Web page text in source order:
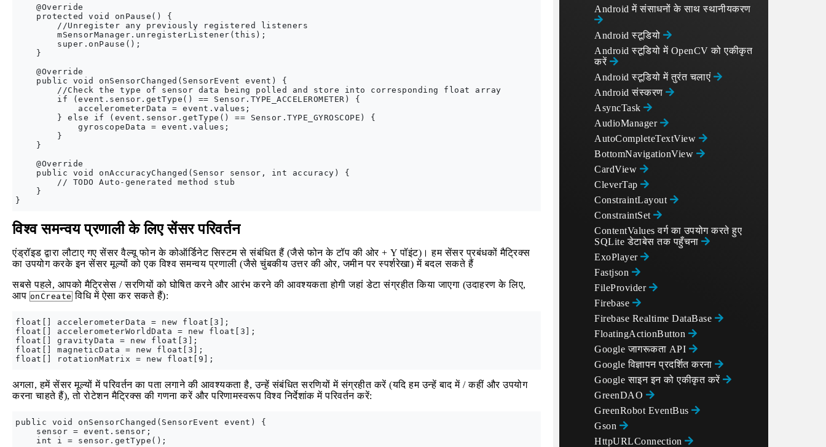
    @Override
    protected void onPause() {
        //Unregister any previously registered listeners
        mSensorManager.unregisterListener(this);
        super.onPause();
    }
    @Override
    public void onSensorChanged(SensorEvent event) {
        //Check the type of sensor data being polled and store into corresponding float array
        if (event.sensor.getType() == Sensor.TYPE_ACCELEROMETER) {
            accelerometerData = event.values;
        } else if (event.sensor.getType() == Sensor.TYPE_GYROSCOPE) {
            gyroscopeData = event.values;
        }
    }
    @Override
    public void onAccuracyChanged(Sensor sensor, int accuracy) {
        // TODO Auto-generated method stub
    }
विश्व समन्वय प्रणाली के लिए सेंसर परिवर्तन
एंड्रॉइड द्वारा लौटाए गए सेंसर वैल्यू फोन के कोऑर्डिनेट सिस्टम से संबंधित हैं (जैसे फोन के टॉप की ओर + Y पॉइंट)। हम सेंसर प्रबंधकों मैट्रिक्स
का उपयोग करके इन सेंसर मूल्यों को एक विश्व समन्वय प्रणाली (जैसे चुंबकीय उत्तर की ओर, जमीन पर स्पर्शरेखा) में बदल सकते हैं
सबसे पहले, आपको मैट्रिसेस / सरणियों को घोषित करने और आरंभ करने की आवश्यकता होगी जहां डेटा संग्रहीत किया जाएगा (उदाहरण के लिए,
आप onCreate विधि में ऐसा कर सकते हैं):
float[] accelerometerData = new float[3];
float[] accelerometerWorldData = new float[3];
float[] gravityData = new float[3];
float[] magneticData = new float[3];
अगला, हमें सेंसर मूल्यों में परिवर्तन का पता लगाने की आवश्यकता है, उन्हें संबंधित सरणियों में संग्रहीत करें (यदि हम उन्हें बाद में / कहीं और उपयोग
करना चाहते हैं), तो रोटेशन मैट्रिक्स की गणना करें और परिणामस्वरूप विश्व निर्देशांक में परिवर्तन करें:
public void onSensorChanged(SensorEvent event) {
    sensor = event.sensor;
    int i = sensor.getType();
Android में संसाधनों के साथ स्थानीयकरण
Android स्टूडियो
Android स्टूडियो में OpenCV को एकीकृत
करें
Android स्टूडियो में तुरंत चलाएं
Android संस्करण
AsyncTask
AudioManager
AutoCompleteTextView
BottomNavigationView
CardView
CleverTap
ConstraintLayout
ConstraintSet
ContentValues वर्ग का उपयोग करते हुए
SQLite डेटाबेस तक पहुँचना
ExoPlayer
Fastjson
FileProvider
Firebase
Firebase Realtime DataBase
FloatingActionButton
Google जागरूकता API
Google विज्ञापन प्रदर्शित करना
Google साइन इन को एकीकृत करें
GreenDAO
GreenRobot EventBus
Gson
HttpURLConnection